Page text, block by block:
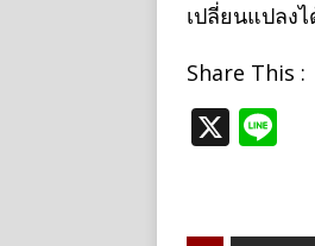
เปลี่ยนแปลง
Share This :
X